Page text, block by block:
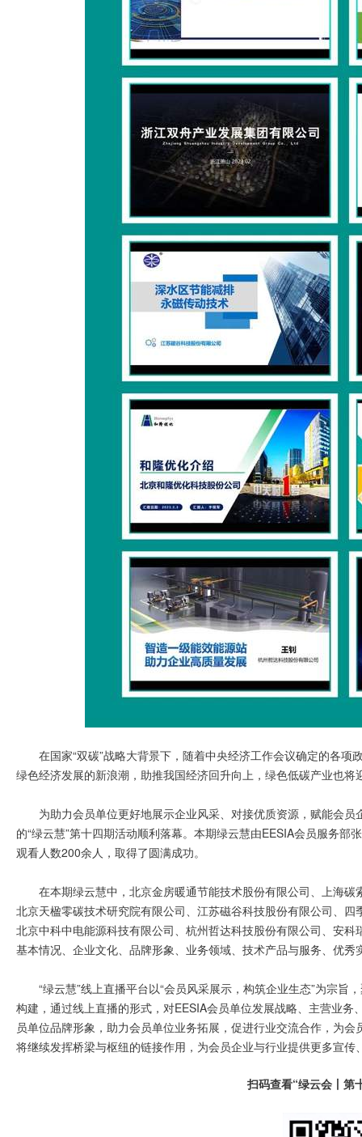
在国家“双碳”战略大背景下，随着中央经济工作会议确定的各
绿色经济发展的新浪潮，助推我国经济回升向上，绿色低碳产业也将
为助力会员单位更好地展示企业风采、对接优质资源，赋能会
的“绿云慧”第十四期活动顺利落幕。本期绿云慧由EESIA会员服务
观看人数200余人，取得了圆满成功。
在本期绿云慧中，北京金房暖通节能技术股份有限公司、上海
北京天楹零碳技术研究院有限公司、江苏磁谷科技股份有限公司、
北京中科中电能源科技有限公司、杭州哲达科技股份有限公司、安
基本情况、企业文化、品牌形象、业务领域、技术产品与服务、优
“绿云慧”线上直播平台以“会员风采展示，构筑企业生态”为宗
构建，通过线上直播的形式，对EESIA会员单位发展战略、主营业
员单位品牌形象，助力会员单位业务拓展，促进行业交流合作，为
将继续发挥桥梁与枢纽的链接作用，为会员企业与行业提供更多宣
扫码查看“绿云会丨第